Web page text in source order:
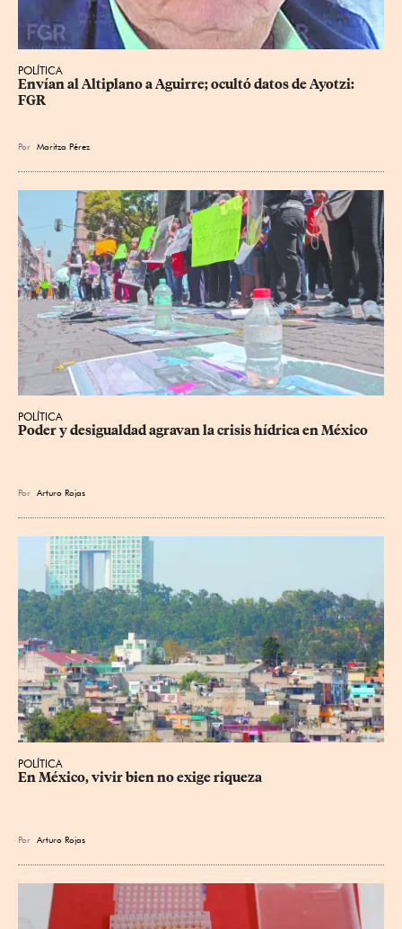
POLÍTICA
Envían al Altiplano a Aguirre; ocultó datos de Ayotzi:
FGR
Por Maritza Pérez
POLÍTICA
Poder y desigualdad agravan la crisis hídrica en México
Por Arturo Rojas
POLÍTICA
En México, vivir bien no exige riqueza
Por Arturo Rojas